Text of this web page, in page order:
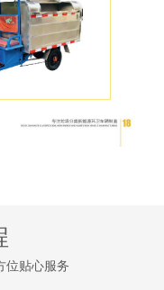
位贴心服务